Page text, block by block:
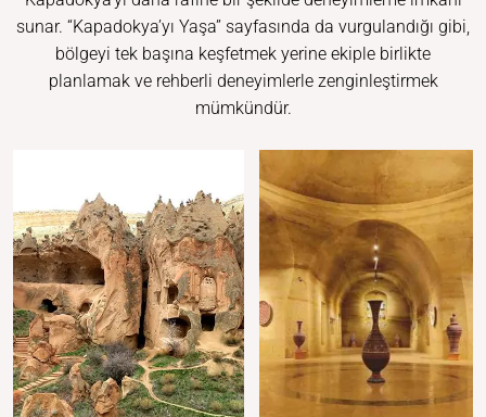
sunar. “Kapadokya’yı Yaşa” sayfasında da vurgulandığı gibi,
bölgeyi tek başına keşfetmek yerine ekiple birlikte
planlamak ve rehberli deneyimlerle zenginleştirmek
mümkündür.